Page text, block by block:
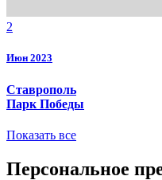
2
Июн 2023
Ставрополь
Парк Победы
Показать все
Персональное